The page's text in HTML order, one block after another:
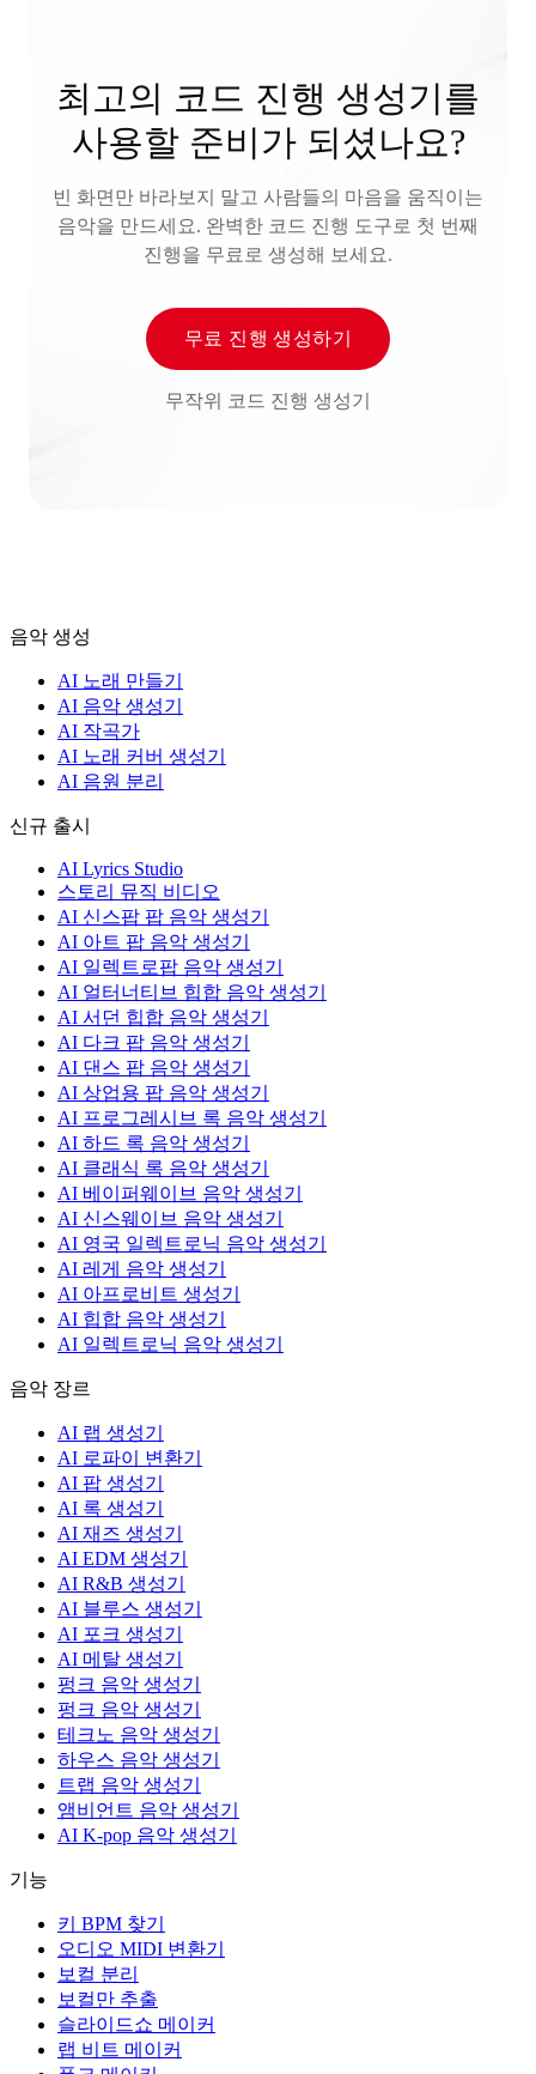
최고의 코드 진행 생성기를
사용할 준비가 되셨나요?
빈 화면만 바라보지 말고 사람들의 마음을 움직이는
음악을 만드세요. 완벽한 코드 진행 도구로 첫 번째
진행을 무료로 생성해 보세요.
무료 진행 생성하기
무작위 코드 진행 생성기
음악 생성
AI 노래 만들기
AI 음악 생성기
AI 작곡가
AI 노래 커버 생성기
AI 음원 분리
신규 출시
AI Lyrics Studio
스토리 뮤직 비디오
AI 신스팝 팝 음악 생성기
AI 아트 팝 음악 생성기
AI 일렉트로팝 음악 생성기
AI 얼터너티브 힙합 음악 생성기
AI 서던 힙합 음악 생성기
AI 다크 팝 음악 생성기
AI 댄스 팝 음악 생성기
AI 상업용 팝 음악 생성기
AI 프로그레시브 록 음악 생성기
AI 하드 록 음악 생성기
AI 클래식 록 음악 생성기
AI 베이퍼웨이브 음악 생성기
AI 신스웨이브 음악 생성기
AI 영국 일렉트로닉 음악 생성기
AI 레게 음악 생성기
AI 아프로비트 생성기
AI 힙합 음악 생성기
AI 일렉트로닉 음악 생성기
음악 장르
AI 랩 생성기
AI 로파이 변환기
AI 팝 생성기
AI 록 생성기
AI 재즈 생성기
AI EDM 생성기
AI R&B 생성기
AI 블루스 생성기
AI 포크 생성기
AI 메탈 생성기
펑크 음악 생성기
펑크 음악 생성기
테크노 음악 생성기
하우스 음악 생성기
트랩 음악 생성기
앰비언트 음악 생성기
AI K-pop 음악 생성기
기능
키 BPM 찾기
오디오 MIDI 변환기
보컬 분리
보컬만 추출
슬라이드쇼 메이커
랩 비트 메이커